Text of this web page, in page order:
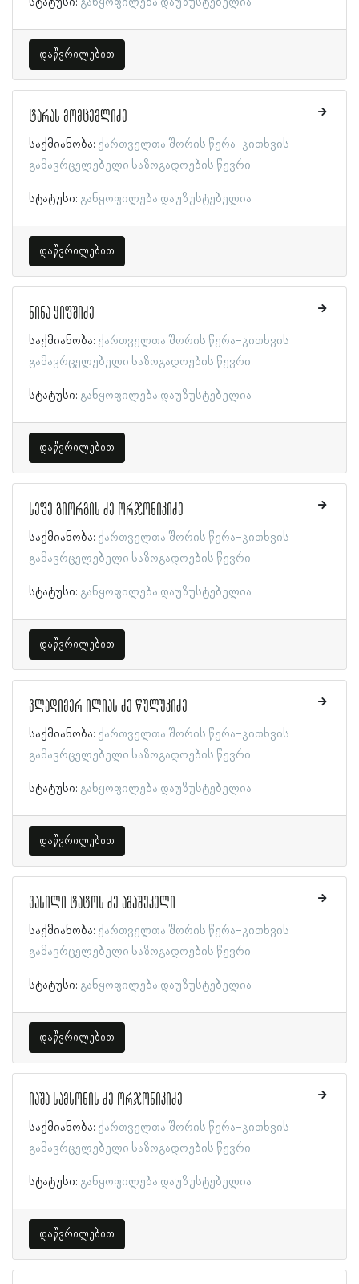
დაწვრილებით
ტარას მომცემლიძე
საქმიანობა: ქართველთა შორის წერა-კითხვის
გამავრცელებელი საზოგადოების წევრი
სტატუსი: განყოფილება დაუზუსტებელია
დაწვრილებით
ნინა ყიფშიძე
საქმიანობა: ქართველთა შორის წერა-კითხვის
გამავრცელებელი საზოგადოების წევრი
სტატუსი: განყოფილება დაუზუსტებელია
დაწვრილებით
სეფე გიორგის ძე ორჯონიკიძე
საქმიანობა: ქართველთა შორის წერა-კითხვის
გამავრცელებელი საზოგადოების წევრი
სტატუსი: განყოფილება დაუზუსტებელია
დაწვრილებით
ვლადიმერ ილიას ძე წულუკიძე
საქმიანობა: ქართველთა შორის წერა-კითხვის
გამავრცელებელი საზოგადოების წევრი
სტატუსი: განყოფილება დაუზუსტებელია
დაწვრილებით
ვასილი ტატოს ძე ამაშუკელი
საქმიანობა: ქართველთა შორის წერა-კითხვის
გამავრცელებელი საზოგადოების წევრი
სტატუსი: განყოფილება დაუზუსტებელია
დაწვრილებით
იაშა სამსონის ძე ორჯონიკიძე
საქმიანობა: ქართველთა შორის წერა-კითხვის
გამავრცელებელი საზოგადოების წევრი
სტატუსი: განყოფილება დაუზუსტებელია
დაწვრილებით